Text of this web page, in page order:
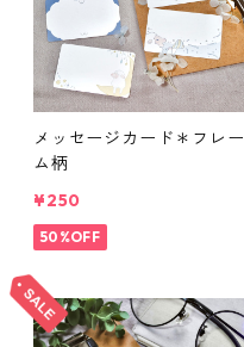
メッセージカード＊フレー
ム柄
¥250
50%OFF